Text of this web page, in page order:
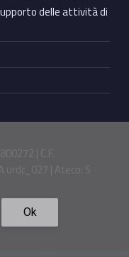
delle attività di
| C.F.
urdc_027 | Ateco: S
Ok